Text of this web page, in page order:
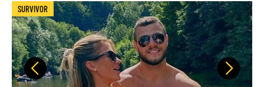
Předchozí Další
SURVIVOR